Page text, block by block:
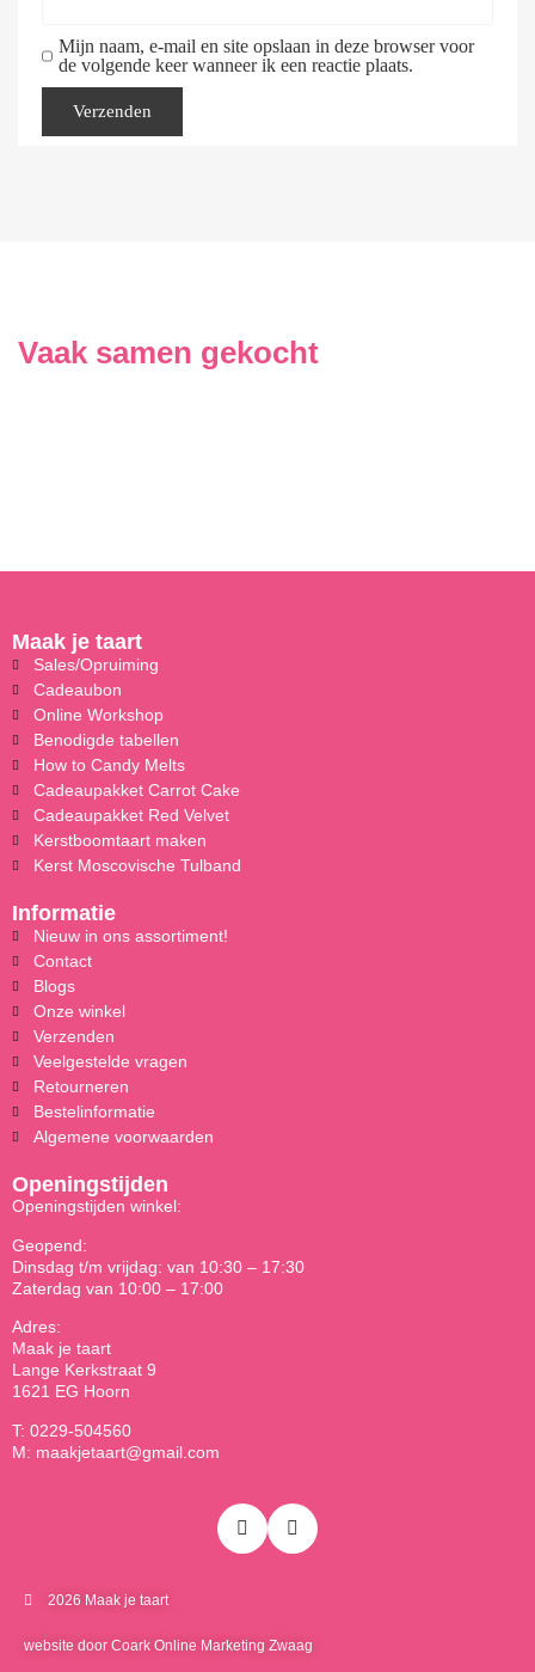
Mijn naam, e-mail en site opslaan in deze browser voor
de volgende keer wanneer ik een reactie plaats.
Vaak samen gekocht
Maak je taart
Sales/Opruiming
Cadeaubon
Online Workshop
Benodigde tabellen
How to Candy Melts
Cadeaupakket Carrot Cake
Cadeaupakket Red Velvet
Kerstboomtaart maken
Kerst Moscovische Tulband
Informatie
Nieuw in ons assortiment!
Contact
Blogs
Onze winkel
Verzenden
Veelgestelde vragen
Retourneren
Bestelinformatie
Algemene voorwaarden
Openingstijden
Openingstijden winkel:
Geopend:
Dinsdag t/m vrijdag: van 10:30 – 17:30
Zaterdag van 10:00 – 17:00
Adres:
Maak je taart
Lange Kerkstraat 9
1621 EG Hoorn
T: 0229-504560
M: maakjetaart@gmail.com
2026 Maak je taart
website door Coark Online Marketing Zwaag